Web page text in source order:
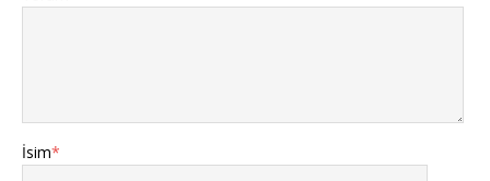
İsim*